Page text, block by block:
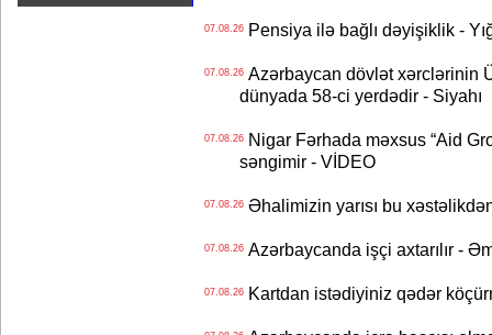
07.08.26Pensiya ilə bağlı dəyişiklik -
07.08.26Azərbaycan dövlət xərclərinin
dünyada 58-ci yerdədir - Siyahı
07.08.26Nigar Fərhada məxsus “Aid
səngimir - VİDEO
07.08.26Əhalimizin yarısı bu
07.08.26Azərbaycanda işçi axtarılır -
07.08.26Kartdan istədiyiniz qədər